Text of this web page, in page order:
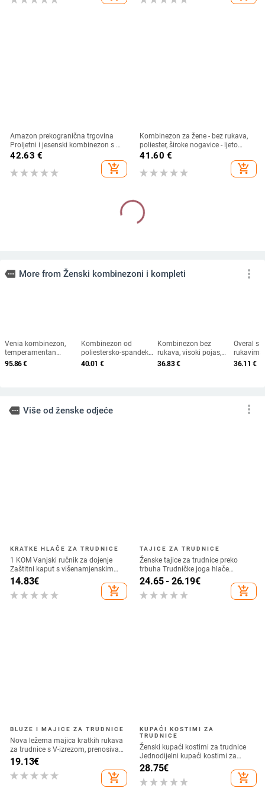
Amazon prekogranična trgovina
Proljetni i jesenski kombinezon s V-
izrezom u europskom i američkom
stilu Ženska odjeća Hlače kratkih
rukava širokih nogavica koje stežu
42.63 €
add_shopping_cart
Kombinezon za žene - bez rukava,
poliester, široke nogavice - ljeto
2024, 95%+ sadržaj glavnog
41.60 €
add_shopping_cart
more More from Ženski kombinezoni i kompleti
Venia kombinezon,
temperamentan
gradski stil, poliester,
95.86€
Kombinezon od
poliestersko-spandeks
sastava; 3/4 rukava;
srednji pojas)
40.01 €
Kombinezon bez
rukava, visoki pojas,
uski kroj, poliester-
36.83€
Overal s
strukom,
36.11 €
more_vert
more Više od ženske odjeće
KRATKE HLAČE ZA TRUDNICE
1 KOM Vanjski ručnik za dojenje
Zaštitni kaput s višenamjenskim
pokrivačem Prozračan i tanak ljeti
14.83€
add_shopping_cart
TAJICE ZA TRUDNICE
Ženske tajice za trudnice preko
trbuha Trudničke joga hlače
Aktivna odjeća Tajice za vježbanje
24.65 - 26.19€
add_shopping_cart
BLUZE I MAJICE ZA TRUDNICE
Nova ležerna majica kratkih rukava
za trudnice s V-izrezom, prenosiva
majica za dojenje, pamučna
laktacijska majica za trudnice
nakon poroda
19.13€
add_shopping_cart
KUPAĆI KOSTIMI ZA
TRUDNICE
Ženski kupaći kostimi za trudnice
Jednodijelni kupaći kostimi za
trudnice s halterima Soild Kupaći
kostimi Ženski kupaći kostimi za
trudnice Kupalʹnik Dlâ Beremennyh
28.75€
add_shopping_cart
more_vert